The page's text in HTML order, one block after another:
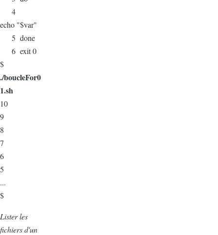
4
echo "$var"
5 done
6 exit 0
$
./boucleFor0
1.sh
10
9
8
7
6
5
...
$
Lister les
fichiers d'un